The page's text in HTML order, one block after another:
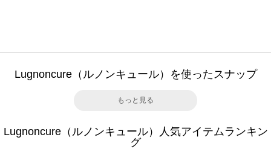
Lugnoncure（ルノンキュール）を使ったスナップ
もっと見る
Lugnoncure（ルノンキュール）人気アイテムランキン
グ